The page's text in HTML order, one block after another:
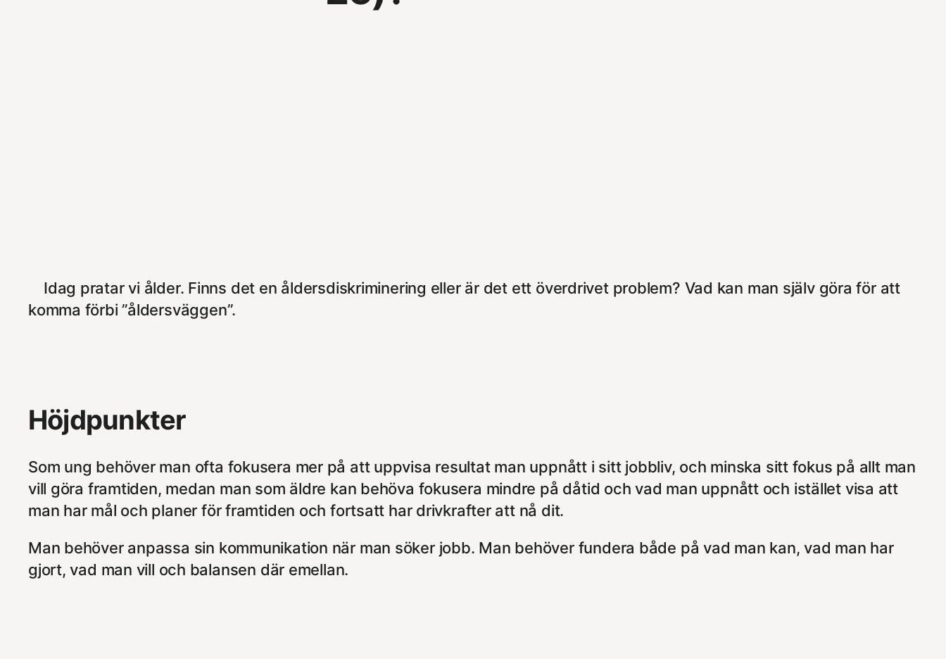
Idag pratar vi ålder. Finns det en åldersdiskriminering eller är det ett överdrivet problem? Vad kan man själv göra för att
komma förbi ”åldersväggen”.
Höjdpunkter
Som ung behöver man ofta fokusera mer på att uppvisa resultat man uppnått i sitt jobbliv, och minska sitt fokus på allt man
vill göra framtiden, medan man som äldre kan behöva fokusera mindre på dåtid och vad man uppnått och istället visa att
man har mål och planer för framtiden och fortsatt har drivkrafter att nå dit.
Man behöver anpassa sin kommunikation när man söker jobb. Man behöver fundera både på vad man kan, vad man har
gjort, vad man vill och balansen där emellan.